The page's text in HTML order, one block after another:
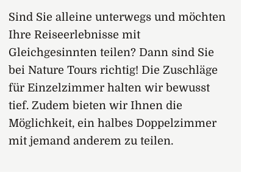
Sind Sie alleine unterwegs und möchten
Ihre Reiseerlebnisse mit
Gleichgesinnten teilen? Dann sind Sie
bei Nature Tours richtig! Die Zuschläge
für Einzelzimmer halten wir bewusst
tief. Zudem bieten wir Ihnen die
Möglichkeit, ein halbes Doppelzimmer
mit jemand anderem zu teilen.